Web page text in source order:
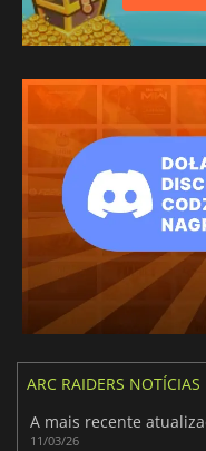
ARC RAIDERS NOTÍCIAS
11/03/26